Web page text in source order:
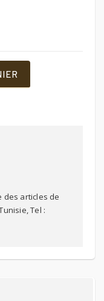
des articles de
Tel :